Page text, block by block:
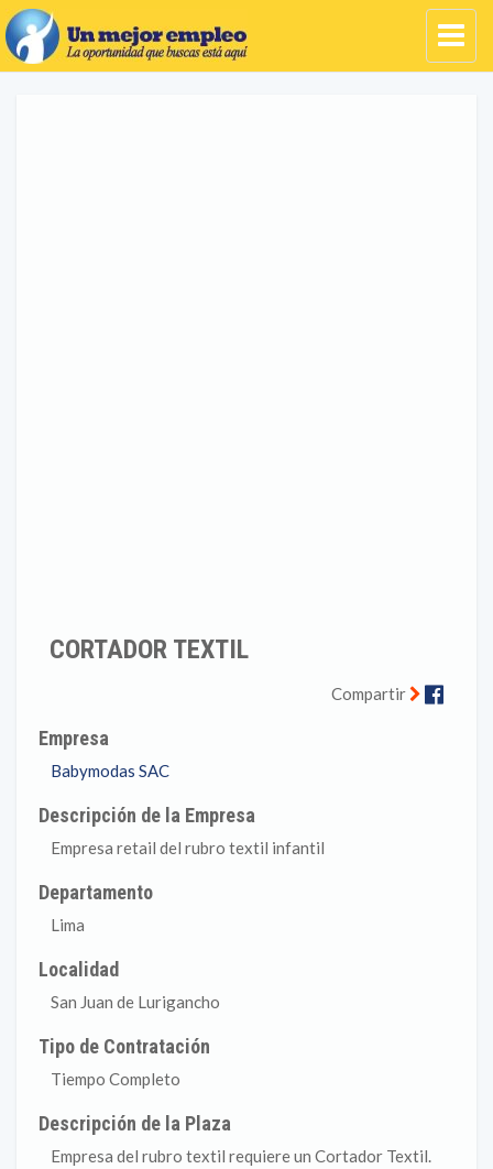
CORTADOR TEXTIL
Compartir
Empresa
Babymodas SAC
Descripción de la Empresa
Empresa retail del rubro textil infantil
Departamento
Lima
Localidad
San Juan de Lurigancho
Tipo de Contratación
Tiempo Completo
Descripción de la Plaza
Empresa del rubro textil requiere un Cortador Textil.